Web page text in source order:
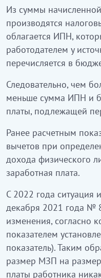
Из суммы
производятся
облагается ИПН,
работодателем у
перечисляется в
Следовательно, чем
меньше сумма ИПН и
платы, подлежащей
Ранее расчетным
вычетов при
дохода физического
заработная плата.
С 2022 года ситуация
декабря 2021 года №
изменения, согласно
показателем
показатель). Таким
размер МЗП на
платы работника